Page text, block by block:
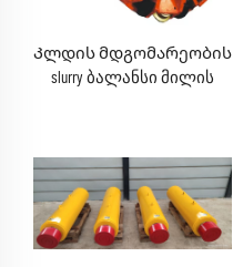
Კლდის მდგომარეობის
slurry ბალანსი მილის